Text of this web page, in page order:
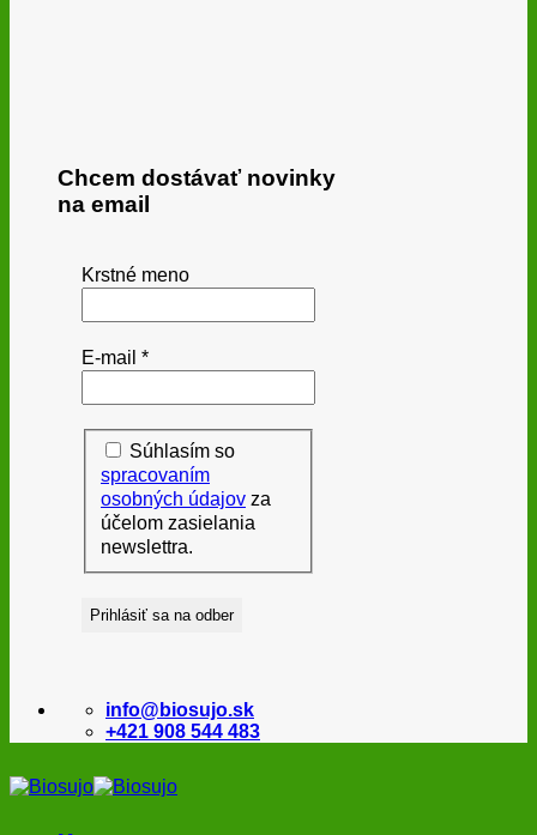
Chcem dostávať novinky
na email
Krstné meno
E-mail *
Súhlasím so
spracovaním
osobných údajov za
účelom zasielania
newslettra.
info@biosujo.sk
+421 908 544 483